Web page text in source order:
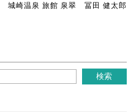
城崎温泉 旅館 泉翠 冨田 健太郎